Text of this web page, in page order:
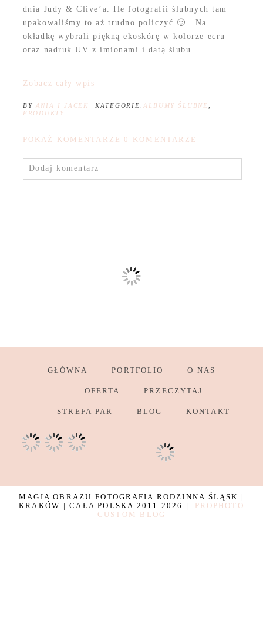
dnia Judy & Clive’a. Ile fotografii ślubnych tam
upakowaliśmy to aż trudno policzyć 🙂 . Na
okładkę wybrali piękną ekoskórę w kolorze ecru
oraz nadruk UV z imionami i datą ślubu....
Zobacz cały wpis
BY ANIA I JACEK KATEGORIE: ALBUMY ŚLUBNE
PRODUKTY
POKAŻ KOMENTARZE 0 KOMENTARZE
Dodaj komentarz
GŁÓWNA PORTFOLIO O NAS
OFERTA PRZECZYTAJ
STREFA PAR BLOG KONTAKT
MAGIA OBRAZU FOTOGRAFIA RODZINNA ŚLĄSK |
KRAKÓW | CAŁA POLSKA 2011-2026
|
PROPHOTO
CUSTOM BLOG